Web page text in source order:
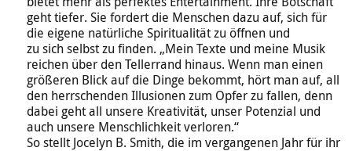
geht tiefer. Sie fordert die Menschen dazu auf, sich für
die eigene natürliche Spiritualität zu öffnen und
zu sich selbst zu finden. „Mein Texte und meine Musik
reichen über den Tellerrand hinaus. Wenn man einen
größeren Blick auf die Dinge bekommt, hört man auf, all
den herrschenden Illusionen zum Opfer zu fallen, denn
dabei geht all unsere Kreativität, unser Potenzial und
auch unsere Menschlichkeit verloren.“
So stellt Jocelyn B. Smith, die im vergangenen Jahr für ihr